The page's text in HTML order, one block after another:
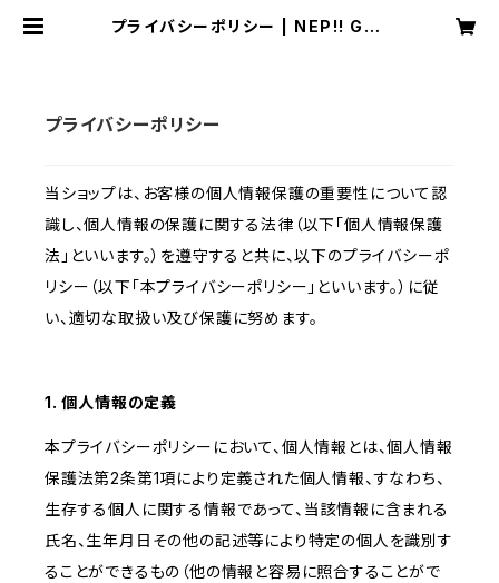
プライバシーポリシー | NEP!! GOL
プライバシーポリシー
当ショップは、お客様の個人情報保護の重要性について認
識し、個人情報の保護に関する法律（以下「個人情報保護
法」といいます。）を遵守すると共に、以下のプライバシーポ
リシー（以下「本プライバシーポリシー」といいます。）に従
い、適切な取扱い及び保護に努めます。
1. 個人情報の定義
本プライバシーポリシーにおいて、個人情報とは、個人情報
保護法第2条第1項により定義された個人情報、すなわち、
生存する個人に関する情報であって、当該情報に含まれる
氏名、生年月日その他の記述等により特定の個人を識別す
ることができるもの（他の情報と容易に照合することがで